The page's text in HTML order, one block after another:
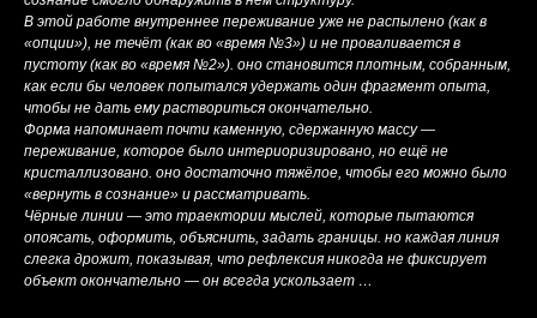
В этой работе внутреннее переживание уже не распылено (как в
«опции»), не течёт (как во «время №3») и не проваливается в
пустоту (как во «время №2»). оно становится плотным, собранным,
как если бы человек попытался удержать один фрагмент опыта,
чтобы не дать ему раствориться окончательно.
Форма напоминает почти каменную, сдержанную массу —
переживание, которое было интериоризировано, но ещё не
кристаллизовано. оно достаточно тяжёлое, чтобы его можно было
«вернуть в сознание» и рассматривать.
Чёрные линии — это траектории мыслей, которые пытаются
опоясать, оформить, объяснить, задать границы. но каждая линия
слегка дрожит, показывая, что рефлексия никогда не фиксирует
объект окончательно — он всегда ускользает …